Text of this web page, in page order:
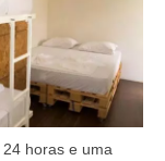
horas e uma